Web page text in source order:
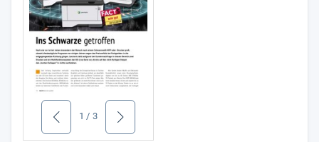
zurück 1 / 3 weiter